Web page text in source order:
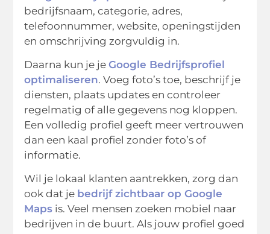
bedrijfsnaam, categorie, adres,
telefoonnummer, website, openingstijden
en omschrijving zorgvuldig in.
Daarna kun je jeGoogle Bedrijfsprofiel
optimaliseren. Voeg foto’s toe, beschrijf je
diensten, plaats updates en controleer
regelmatig of alle gegevens nog kloppen.
Een volledig profiel geeft meer vertrouwen
dan een kaal profiel zonder foto’s of
informatie.
Wil je lokaal klanten aantrekken, zorg dan
ook dat je bedrijf zichtbaar op Google
Maps is. Veel mensen zoeken mobiel naar
bedrijven in de buurt. Als jouw profiel goed